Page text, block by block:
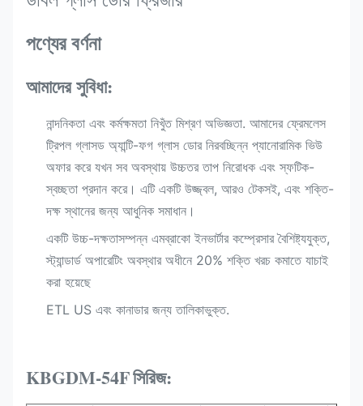
পণ্যের বর্ণনা
আমাদের সুবিধা:
নান্দনিকতা এবং কর্মক্ষমতা নিখুঁত মিশ্রণ অভিজ্ঞতা. আমাদের ফ্রেমলেস
ট্রিপল গ্লাসড অ্যান্টি-ফগ গ্লাস ডোর নিরবচ্ছিন্ন প্যানোরামিক ভিউ
অফার করে যখন সব অবস্থায় উচ্চতর তাপ নিরোধক এবং স্ফটিক-
স্বচ্ছতা প্রদান করে। এটি একটি উজ্জ্বল, আরও টেকসই, এবং শক্তি-
দক্ষ স্থানের জন্য আধুনিক সমাধান।
একটি উচ্চ-দক্ষতাসম্পন্ন এমব্রাকো ইনভার্টার কম্প্রেসার বৈশিষ্ট্যযুক্ত,
স্ট্যান্ডার্ড অপারেটিং অবস্থার অধীনে 20% শক্তি খরচ কমাতে যাচাই
করা হয়েছে
ETL US এবং কানাডার জন্য তালিকাভুক্ত.
KBGDM-54Fসিরিজ: